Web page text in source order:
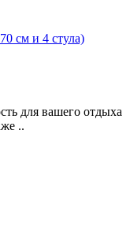
см и 4 стула)
для вашего отдыха
..